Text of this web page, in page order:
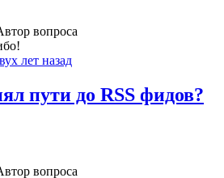
вопроса
лет назад
пути до RSS фидов?
вопроса